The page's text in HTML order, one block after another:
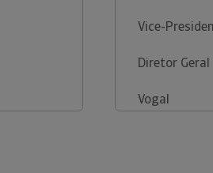
Vice-
Diretor Geral
Vogal